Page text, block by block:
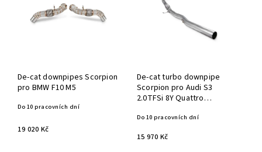
De-cat downpipes Scorpion
pro BMW F10 M5
Do 10 pracovních dní
19 020 Kč
De-cat turbo downpipe
Scorpion pro Audi S3
2.0TFSi 8Y Quattro
Do 10 pracovních dní
15 970 Kč